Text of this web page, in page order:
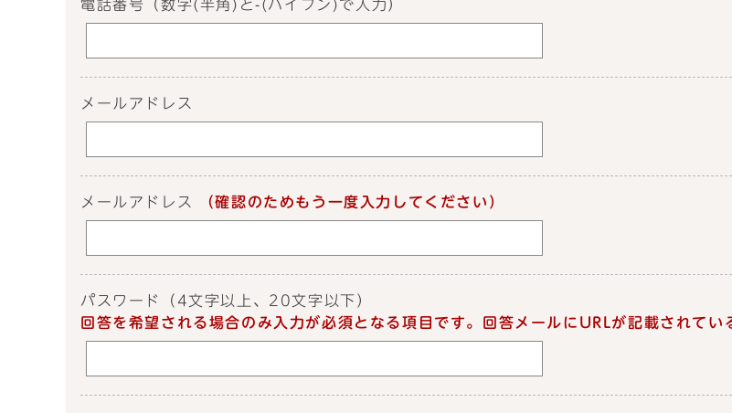
電話番号 （数字(半角)と-(ハイフン)で入力）
メールアドレス
メールアドレス （確認のためもう一度入力してください）
パスワード
（4文字以上、20文字以下）
回答を希望される場合のみ入力が必須となる項目です。回答メールにURLが記載されてい